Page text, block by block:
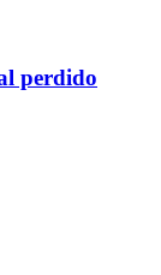
perdido